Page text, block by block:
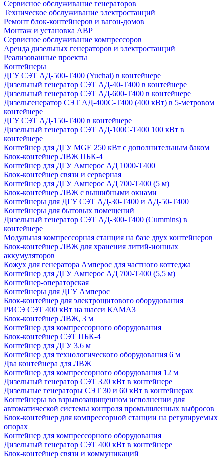
Сервисное обслуживание генераторов
Техническое обслуживание электростанций
Ремонт блок-контейнеров и вагон-домов
Монтаж и установка АВР
Сервисное обслуживание компрессоров
Аренда дизельных генераторов и электростанций
Реализованные проекты
Контейнеры
ДГУ СЭТ АД-500-Т400 (Yuchai) в контейнере
Дизельный генератор СЭТ АД-40-Т400 в контейнере
Дизельный генератор СЭТ АД-600-Т400 в контейнере
Дизельгенератор СЭТ АД-400С-Т400 (400 кВт) в 5-метровом
контейнере
ДГУ СЭТ АД-150-Т400 в контейнере
Дизельный генератор СЭТ АД-100С-Т400 100 кВт в
контейнере
Контейнер для ДГУ MGE 250 кВт с дополнительным баком
Блок-контейнер ЛВЖ ПБК-4
Контейнер для ДГУ Амперос АД 1000-Т400
Блок-контейнер связи и серверная
Контейнер для ДГУ Амперос АД 700-Т400 (5 м)
Блок-контейнер ЛВЖ с вышибными окнами
Контейнеры для ДГУ СЭТ АД-30-Т400 и АД-50-Т400
Контейнеры для бытовых помещений
Дизельный генератор СЭТ АД-300-Т400 (Cummins) в
контейнере
Модульная компрессорная станция на базе двух контейнеров
Блок-контейнер ЛВЖ для хранения литий-ионных
аккумуляторов
Кожух для генератора Амперос для частного коттеджа
Контейнер для ДГУ Амперос АД 700-Т400 (5,5 м)
Контейнер-операторская
Контейнеры для ДГУ Амперос
Блок-контейнер для электрощитового оборудования
РИСЭ СЭТ 400 кВт на шасси КАМАЗ
Блок-контейнер ЛВЖ, 3 м
Контейнер для компрессорного оборудования
Блок-контейнер СЭТ ПБК-4
Контейнер для ДГУ 3.6 м
Контейнер для технологического оборудования 6 м
Два контейнера для ЛВЖ
Контейнер для компрессорного оборудования 12 м
Дизельный генератор СЭТ 320 кВт в контейнере
Дизельные генераторы СЭТ 30 и 60 кВт в контейнерах
Контейнеры во взрывозащищенном исполнении для
автоматической системы контроля промышленных выбросов
Блок-контейнер для компрессорной станции на регулируемых
опорах
Контейнер для компрессорного оборудования
Дизельный генератор СЭТ 400 кВт в контейнере
Блок-контейнер связи и коммуникаций